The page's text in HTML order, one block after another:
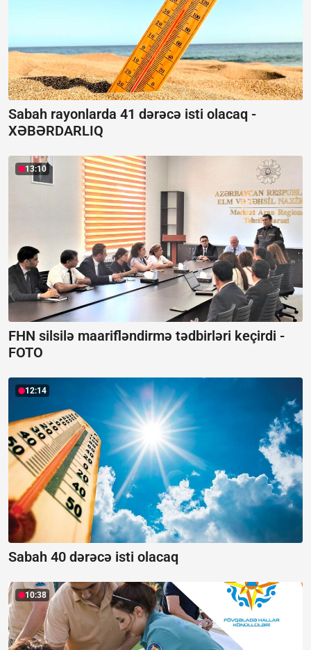
Sabah rayonlarda 41 dərəcə isti olacaq -
XƏBƏRDARLIQ
13:10
FHN silsilə maarifləndirmə tədbirləri keçirdi -
FOTO
12:14
Sabah 40 dərəcə isti olacaq
10:38